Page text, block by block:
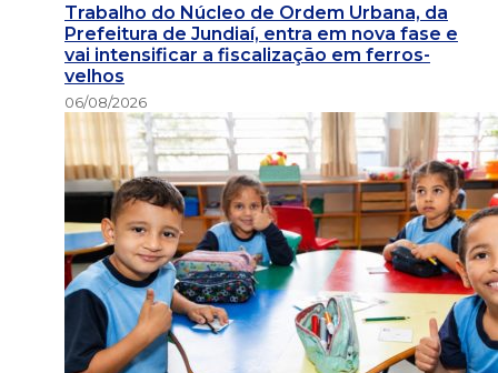
Trabalho do Núcleo de Ordem Urbana, da
Prefeitura de Jundiaí, entra em nova fase e
vai intensificar a fiscalização em ferros-
velhos
06/08/2026